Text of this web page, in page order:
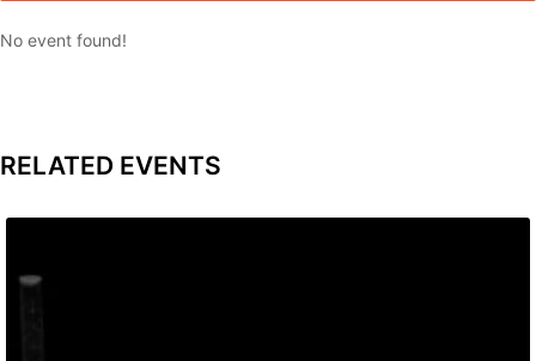
No event found!
RELATED EVENTS